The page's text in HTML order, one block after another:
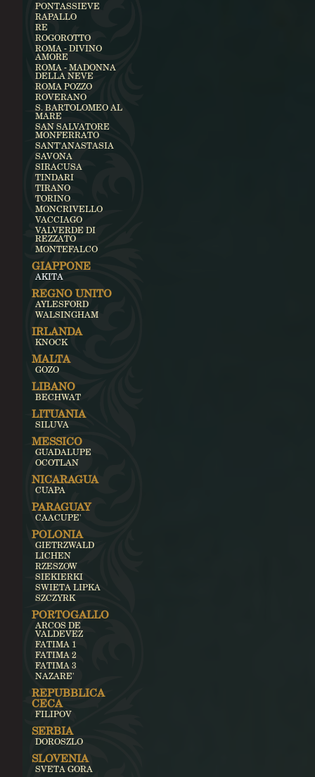
PONTASSIEVE
RAPALLO
RE
ROGOROTTO
ROMA - DIVINO
AMORE
ROMA - MADONNA
DELLA NEVE
ROMA POZZO
ROVERANO
S. BARTOLOMEO AL
MARE
SAN SALVATORE
MONFERRATO
SANT'ANASTASIA
SAVONA
SIRACUSA
TINDARI
TIRANO
TORINO
MONCRIVELLO
VACCIAGO
VALVERDE DI
REZZATO
MONTEFALCO
GIAPPONE
AKITA
REGNO UNITO
AYLESFORD
WALSINGHAM
IRLANDA
KNOCK
MALTA
GOZO
LIBANO
BECHWAT
LITUANIA
SILUVA
MESSICO
GUADALUPE
OCOTLAN
NICARAGUA
CUAPA
PARAGUAY
CAACUPE'
POLONIA
GIETRZWALD
LICHEN
RZESZOW
SIEKIERKI
SWIETA LIPKA
SZCZYRK
PORTOGALLO
ARCOS DE
VALDEVEZ
FATIMA 1
FATIMA 2
FATIMA 3
NAZARE'
REPUBBLICA
CECA
FILIPOV
SERBIA
DOROSZLO
SLOVENIA
SVETA GORA